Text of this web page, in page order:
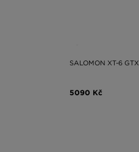
SALOMON XT-6 GTX
5090 Kč